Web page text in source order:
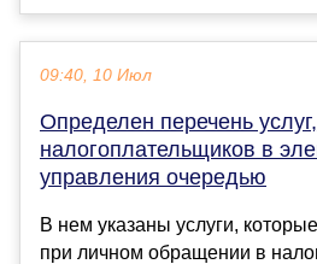
09:40, 10 Июл
Определен перечень
налогоплательщиков в
управления очередью
В нем указаны услуги,
при личном обращении в